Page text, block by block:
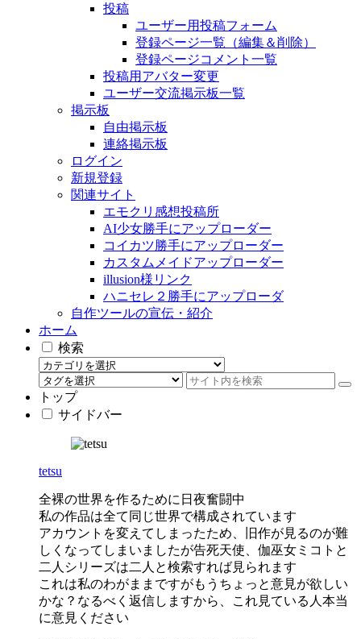
投稿
ユーザー用投稿フォーム
登録ページ一覧（編集＆削除）
登録ページコメント一覧
投稿用アバター変更
ユーザー交流掲示板一覧
掲示板
自由掲示板
連絡掲示板
ログイン
新規登録
関連サイト
エモクリ感想投稿所
AI少女勝手にアップローダー
コイカツ勝手にアップローダー
カスタムメイドアップローダー
illusion様リンク
ハニセレ２勝手にアップローダ
自作ツールの宣伝・紹介
ホーム
検索
トップ
サイドバー
tetsu
全裸の世界を作るために日夜奮闘中
私の作品は全て同じ世界で構成されています
アカウントを変えてしまったため、旧作が見るのが難
しくなってしまいましたが告死天使、伽巫女ミコトと
二人シリーズは二人と検索すれば見られます
これは私のわがままですがもうちょっと意見が欲しい
かな？なるべく返信しますから、これ見ている人本当
に意見ください